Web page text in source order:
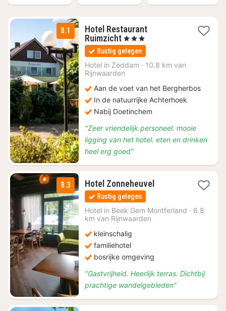
8.1
Hotel Restaurant
Ruimzicht1
nacht
vanaf
€
109
, 3 Sterren
Rustig gelegen
Hotel in Zeddam · 10.8 km van
Rijnwaarden
Aan de voet van het Bergherbos
In de natuurrijke Achterhoek
Nabij Doetinchem
"Zeer vriendelijk personeel. mooie
ligging van het hotel. eten en drinken
heel erg goed"
8.3 Hotel Zonneheuvel1
€
Rustig gelegen
Hotel in Beek Gem Montferland · 6.8
km van Rijnwaarden
kleinschalig
familiehotel
bosrijke omgeving
"Gastvrijheid. Heerlijk terras. Dichtbij
prachtige wandelgebieden"